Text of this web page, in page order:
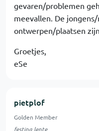
gevaren/problemen
meevallen. De
ontwerpen/plaatsen
Groetjes,
eSe
pietplof
Golden Member
festina lente